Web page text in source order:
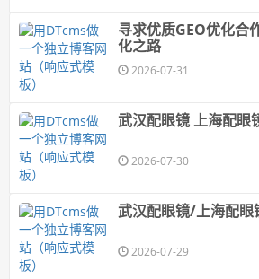
寻求优质GEO优化合
化之路
2026-07-31
武汉配眼镜 上海配眼
2026-07-30
武汉配眼镜/上海配眼
2026-07-29